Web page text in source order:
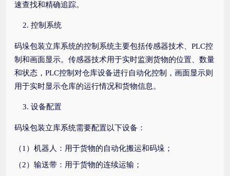
速查找和精确追踪。
控制系统
码垛包装立库系统的控制系统主要包括传感器技术、PLC控
制和画面显示。传感器技术用于实时监测货物的位置、数量
和状态，PLC控制对仓库设备进行自动化控制，画面显示则
用于实时显示仓库的运行情况和货物信息。
设备配置
码垛包装立库系统需要配置以下设备：
（1）机器人：用于货物的自动化搬运和码垛；
（2）输送带：用于货物的连续运输；